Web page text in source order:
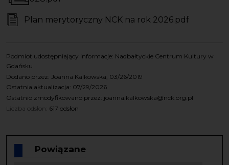
Pliki - dokumenty
Plan merytoryczny NCK na rok 2026.pdf
Podmiot udostępniający informacje: Nadbałtyckie Centrum Kultury w
Gdańsku
Dodano przez: Joanna Kalkowska, 03/26/2019
Ostatnia aktualizacja: 07/29/2026
Ostatnio zmodyfikowano przez: joanna.kalkowska@nck.org.pl
Liczba odsłon: 617 odsłon
Powiązane